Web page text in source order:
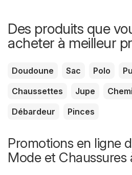
Des produits que
acheter à meilleur
Doudoune Sac Polo
Chaussettes
Jupe
Débardeur
Pinces
Promotions en ligne
Mode et Chaussures